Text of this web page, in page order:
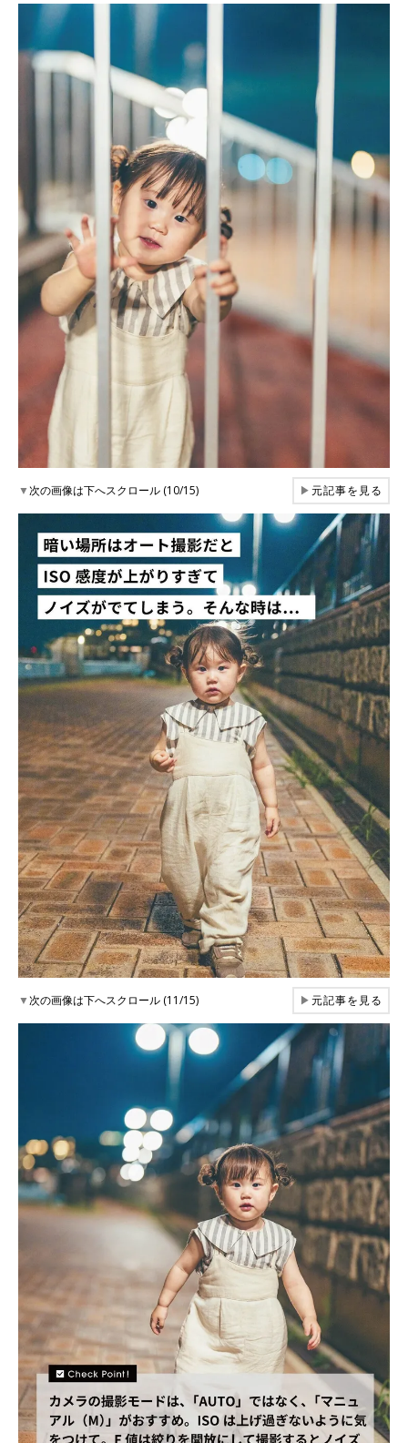
▼次の画像は下へスクロール (10/15) ▶元記事を見る
▼次の画像は下へスクロール (11/15) ▶元記事を見る